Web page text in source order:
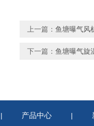
上一篇： 鱼塘曝气风
下一篇： 鱼塘曝气旋
产品中心 |